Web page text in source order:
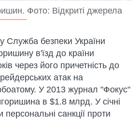
Фото: Відкриті джерела
Служба безпеки України
в'їзд до країни
через його причетність до
рейдерських атак на
У 2013 журнал "Фокус"
в $1.8 млрд. У січні
санкції проти